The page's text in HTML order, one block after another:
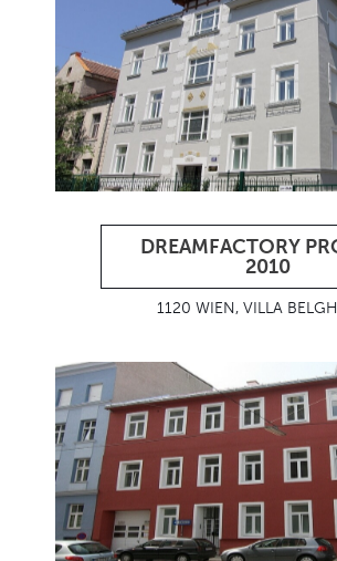
DREAMFACTORY
2010
1120 WIEN, VILLA